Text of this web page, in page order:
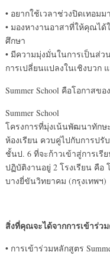
• อยากใช้เวลาช่วงปิดเทอม
• มองหางานอาสาที่ให้คุณไ
ศึกษา
• มีความมุ่งมั่นในการเป็นส่
การเปลี่ยนแปลงในเชิงบวก
Summer School คือโอกาสข
Summer School
โครงการที่มุ่งเน้นพัฒนาทักษ
ห้องเรียน ควบคู่ไปกับการปรั
ชั้นป. 6 ที่จะก้าวเข้าสู่การเ
ปฏิบัติงานอยู่ 2 โรงเรียน คือ
บางยี่ขันวิทยาคม (กรุงเทพฯ)
สิ่งที่คุณจะได้จากการเข้าร่ว
• การเข้าร่วมหลักสูตร